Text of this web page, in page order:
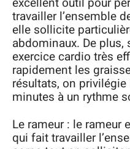
travailler l’ensemble
elle sollicite
abdominaux. De plus,
exercice cardio très
rapidement les
résultats, on
minutes à un rythme
Le rameur : le rameur
qui fait travailler